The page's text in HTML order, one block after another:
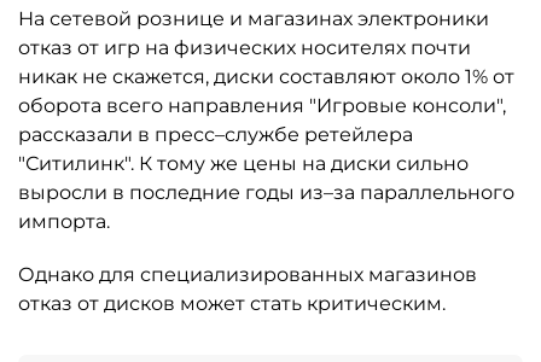
На сетевой рознице и магазинах электроники
отказ от игр на физических носителях почти
никак не скажется, диски составляют около 1% от
оборота всего направления "Игровые консоли",
рассказали в пресс–службе ретейлера
"Ситилинк". К тому же цены на диски сильно
выросли в последние годы из–за параллельного
импорта.
Однако для специализированных магазинов
отказ от дисков может стать критическим.